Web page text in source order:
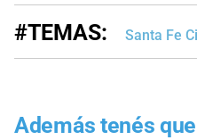
#TEMAS: Santa Fe
Además tenés